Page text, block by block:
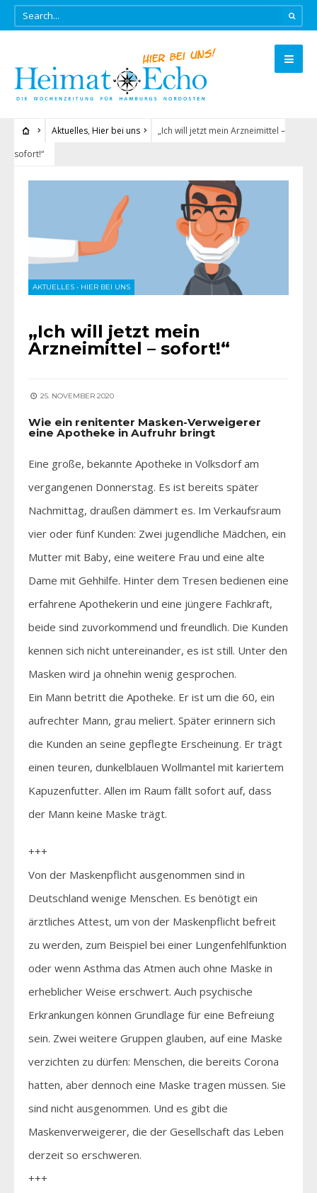
Aktuelles, Hier bei uns
„Ich will jetzt mein Arzneimittel –
sofort!“
AKTUELLES • HIER BEI UNS
„Ich will jetzt mein
Arzneimittel – sofort!“
25. NOVEMBER 2020
Wie ein renitenter Masken-Verweigerer
eine Apotheke in Aufruhr bringt
Eine große, bekannte Apotheke in Volksdorf am
vergangenen Donnerstag. Es ist bereits später
Nachmittag, draußen dämmert es. Im Verkaufsraum
vier oder fünf Kunden: Zwei jugendliche Mädchen, ein
Mutter mit Baby, eine weitere Frau und eine alte
Dame mit Gehhilfe. Hinter dem Tresen bedienen eine
erfahrene Apothekerin und eine jüngere Fachkraft,
beide sind zuvorkommend und freundlich. Die Kunden
kennen sich nicht untereinander, es ist still. Unter den
Masken wird ja ohnehin wenig gesprochen.
Ein Mann betritt die Apotheke. Er ist um die 60, ein
aufrechter Mann, grau meliert. Später erinnern sich
die Kunden an seine gepflegte Erscheinung. Er trägt
einen teuren, dunkelblauen Wollmantel mit kariertem
Kapuzenfutter. Allen im Raum fällt sofort auf, dass
der Mann keine Maske trägt.
+++
Von der Maskenpflicht ausgenommen sind in
Deutschland wenige Menschen. Es benötigt ein
ärztliches Attest, um von der Maskenpflicht befreit
zu werden, zum Beispiel bei einer Lungenfehlfunktion
oder wenn Asthma das Atmen auch ohne Maske in
erheblicher Weise erschwert. Auch psychische
Erkrankungen können Grundlage für eine Befreiung
sein. Zwei weitere Gruppen glauben, auf eine Maske
verzichten zu dürfen: Menschen, die bereits Corona
hatten, aber dennoch eine Maske tragen müssen. Sie
sind nicht ausgenommen. Und es gibt die
Maskenverweigerer, die der Gesellschaft das Leben
derzeit so erschweren.
+++